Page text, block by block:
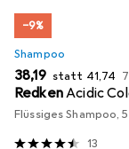
−9%
Shampoo
EUR
38,19 statt EUR
41,74
RedkenAcidic
Flüssiges Shampoo,
13